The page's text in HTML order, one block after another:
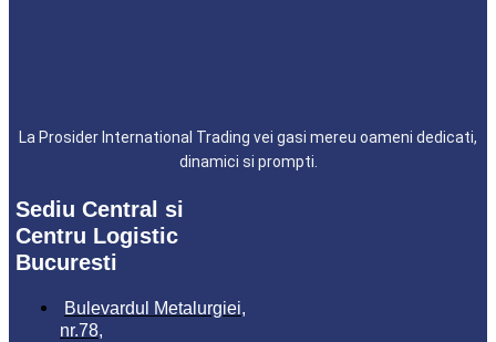
La Prosider International Trading vei gasi mereu oameni dedicati,
dinamici si prompti.
Sediu Central si
Centru Logistic
Bucuresti
Bulevardul Metalurgiei,
nr.78,